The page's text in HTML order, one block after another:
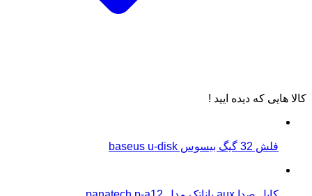
کالا هایی که دیده ایید !
فلش 32 گیگ بیسوس baseus u-disk